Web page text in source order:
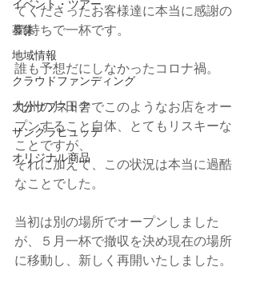
イベント・ツアー
募集
地域情報
クラウドファンディング
大分サブストア
サンクラヒュッテ
オリジナル商品
てくださったお客様達に本当に感謝の
気持ちで一杯です。
誰も予想だにしなかったコロナ禍。
九州の片田舎でこのようなお店をオー
プンすること自体、とてもリスキーな
ことですが、
それに加えて、この状況は本当に過酷
なことでした。
当初は別の場所でオープンしました
が、５月一杯で撤収を決め現在の場所
に移動し、新しく再開いたしました。